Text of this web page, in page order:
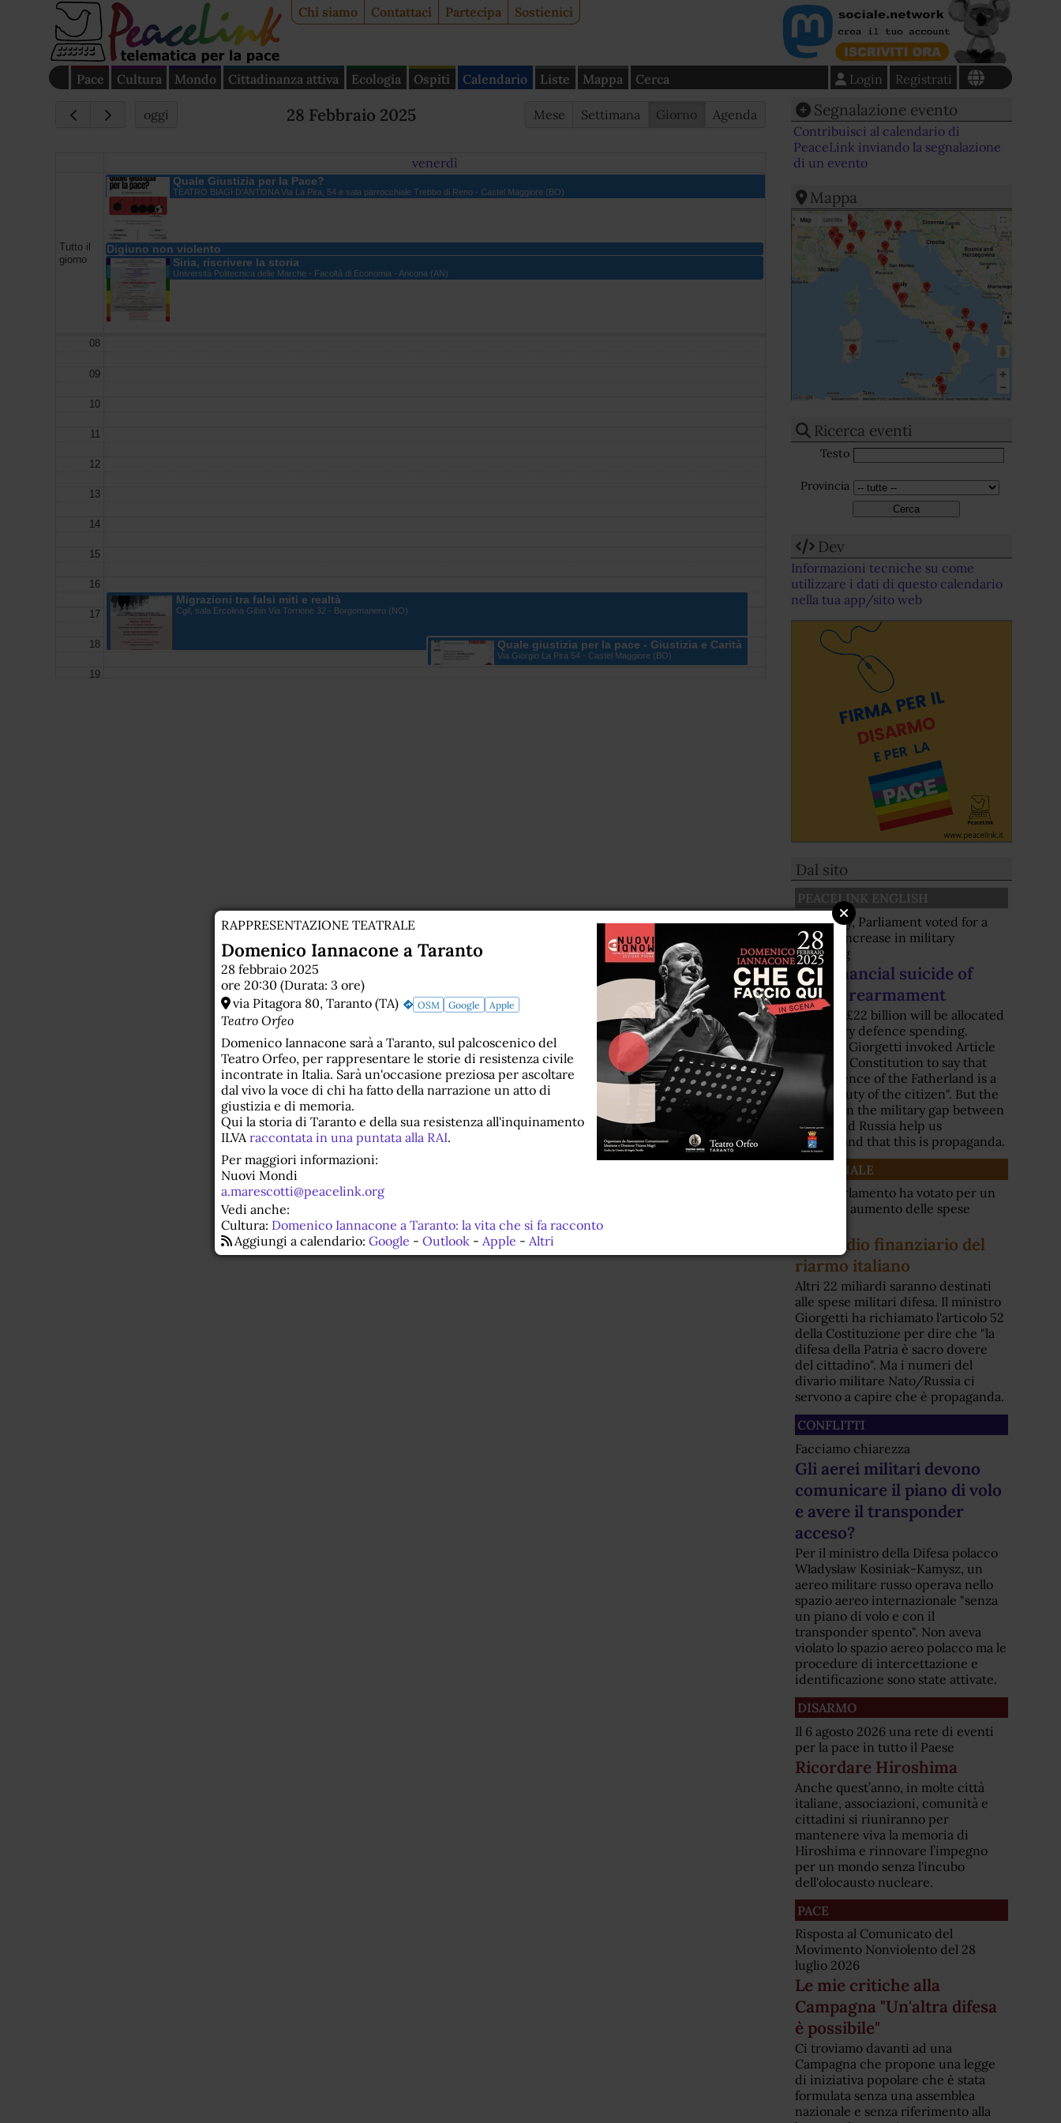
Chi siamo Contattaci Partecipa Sostienici
Pace Cultura Mondo Cittadinanza attiva Ecologia Ospiti Calendario Liste Mappa Cerca Registrati
Login
oggi 28 Febbraio 2025 Mese Settimana Giorno Agenda
venerdì
Tutto il
giorno
Quale Giustizia per la Pace?
TEATRO BIAGI D’ANTONA Via La Pira, 54 e sala parrocchiale Trebbo di Reno - Castel Maggiore (BO)
Digiuno non violento
Siria, riscrivere la storia
Università Politecnica delle Marche - Facoltà di Economia - Ancona (AN)
08
09
10
11
12
13
14
15
16
17
18
19
Migrazioni tra falsi miti e realtà
Cgil, sala Ercolina Gibin Via Torrione 32 - Borgomanero (NO)
Quale giustizia per la pace - Giustizia e Carità
Via Giorgio La Pira 54 - Castel Maggiore (BO)
Segnalazione evento
Contribuisci al calendario di
PeaceLink inviando la segnalazione
di un evento
Mappa
Ricerca eventi
Testo
Provincia
Dev
Informazioni tecniche su come
utilizzare i dati di questo calendario
nella tua app/sito web
Dal sito
PEACELINK ENGLISH
Yesterday, Parliament voted for a
further increase in military
spending
The financial suicide of
Italian rearmament
Another £22 billion will be allocated
to military defence spending.
Minister Giorgetti invoked Article
52 of the Constitution to say that
"the defence of the Fatherland is a
sacred duty of the citizen". But the
figures on the military gap between
NATO and Russia help us
understand that this is propaganda.
EDITORIALE
Ieri il Parlamento ha votato per un
ulteriore aumento delle spese
Il suicidio finanziario del
riarmo italiano
Altri 22 miliardi saranno destinati
alle spese militari difesa. Il ministro
Giorgetti ha richiamato l'articolo 52
della Costituzione per dire che "la
difesa della Patria è sacro dovere
del cittadino". Ma i numeri del
divario militare Nato/Russia ci
servono a capire che è propaganda.
CONFLITTI
Facciamo chiarezza
Gli aerei militari devono
comunicare il piano di volo
e avere il transponder
acceso?
Per il ministro della Difesa polacco
Władysław Kosiniak-Kamysz, un
aereo militare russo operava nello
spazio aereo internazionale "senza
un piano di volo e con il
transponder spento". Non aveva
violato lo spazio aereo polacco ma le
procedure di intercettazione e
identificazione sono state attivate.
DISARMO
Il 6 agosto 2026 una rete di eventi
per la pace in tutto il Paese
Ricordare Hiroshima
Anche quest’anno, in molte città
italiane, associazioni, comunità e
cittadini si riuniranno per
mantenere viva la memoria di
Hiroshima e rinnovare l’impegno
per un mondo senza l'incubo
dell'olocausto nucleare.
PACE
Risposta al Comunicato del
Movimento Nonviolento del 28
luglio 2026
Le mie critiche alla
Campagna "Un'altra difesa
è possibile"
Ci troviamo davanti ad una
Campagna che propone una legge
di iniziativa popolare che è stata
formulata senza una assemblea
nazionale e senza riferimento alla
RAPPRESENTAZIONE TEATRALE
Domenico Iannacone a Taranto
28 febbraio 2025
ore 20:30 (Durata: 3 ore)
via Pitagora 80, Taranto (TA)
OSM Google Apple
Teatro Orfeo
Domenico Iannacone sarà a Taranto, sul palcoscenico del
Teatro Orfeo, per rappresentare le storie di resistenza civile
incontrate in Italia. Sarà un'occasione preziosa per ascoltare
dal vivo la voce di chi ha fatto della narrazione un atto di
giustizia e di memoria.
Qui la storia di Taranto e della sua resistenza all'inquinamento
ILVA raccontata in una puntata alla RAI.
Per maggiori informazioni:
Nuovi Mondi
a.marescotti@peacelink.org
Vedi anche:
Cultura: Domenico Iannacone a Taranto: la vita che si fa racconto
Aggiungi a calendario: Google - Outlook- Apple - Altri